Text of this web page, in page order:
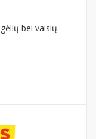
bei vaisių